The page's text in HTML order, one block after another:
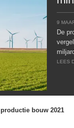
9
De
LEES
bouw 2021